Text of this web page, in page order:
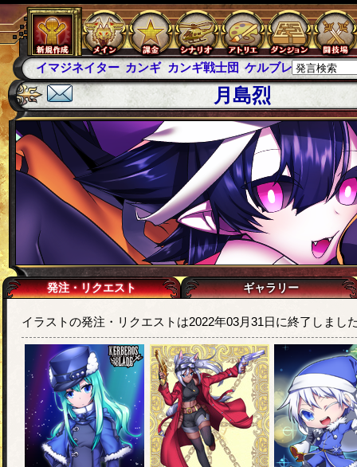
イマジネイター カンギ カンギ戦士団 ケルブレ ケルベロ
月島烈
発注・リクエスト ギャラリー
イラストの発注・リクエストは2022年03月31日に終了しまし